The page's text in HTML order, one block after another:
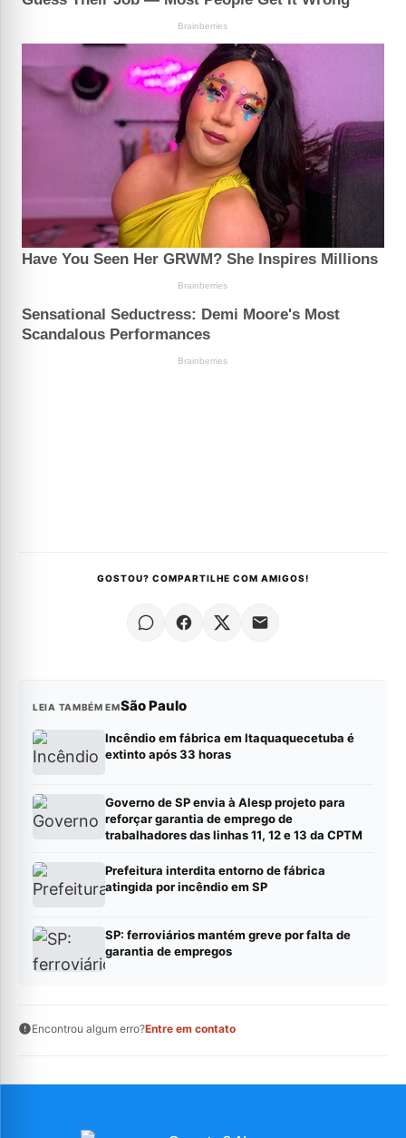
GOSTOU? COMPARTILHE COM AMIGOS!
LEIA TAMBÉM EMSão Paulo
Incêndio em fábrica em Itaquaquecetuba é
extinto após 33 horas
Governo de SP envia à Alesp projeto para
reforçar garantia de emprego de
trabalhadores das linhas 11, 12 e 13 da CPTM
Prefeitura interdita entorno de fábrica
atingida por incêndio em SP
SP: ferroviários mantém greve por falta de
garantia de empregos
Encontrou algum erro?Entre em contato